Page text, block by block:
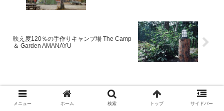
映え度120％の手作りキャンプ場 The Camp
＆ Garden AMANAYU
コメント
メニュー ホーム 検索 トップ サイドバー